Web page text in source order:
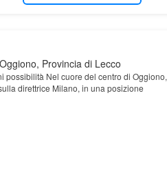
Provincia di Lecco
possibilità Nel cuore del centro di
direttrice Milano, in una posizione